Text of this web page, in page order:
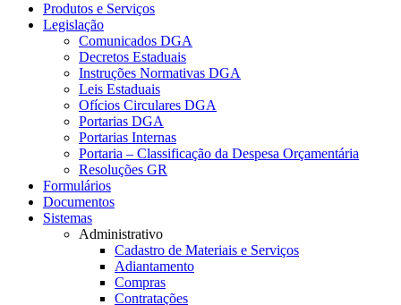
Produtos e Serviços
Legislação
Comunicados DGA
Decretos Estaduais
Instruções Normativas DGA
Leis Estaduais
Ofícios Circulares DGA
Portarias DGA
Portarias Internas
Portaria – Classificação da Despesa Orçamentária
Resoluções GR
Formulários
Documentos
Sistemas
Administrativo
Cadastro de Materiais e Serviços
Adiantamento
Compras
Contratações